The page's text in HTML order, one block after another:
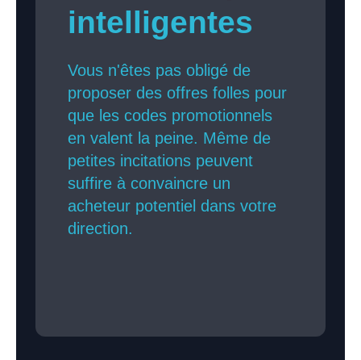
intelligentes
Vous n'êtes pas obligé de
proposer des offres folles pour
que les codes promotionnels
en valent la peine. Même de
petites incitations peuvent
suffire à convaincre un
acheteur potentiel dans votre
direction.